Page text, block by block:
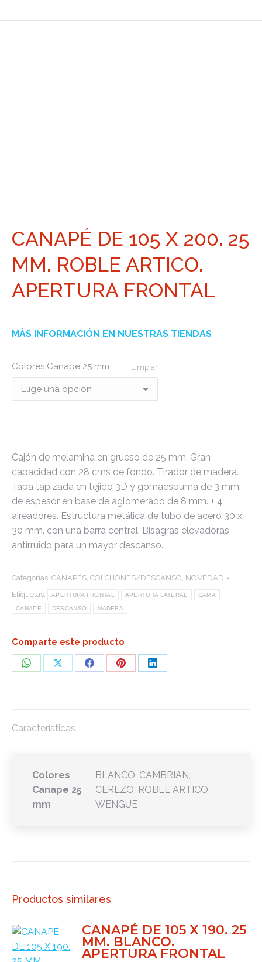
CANAPÉ DE 105 X 200. 25
MM. ROBLE ARTICO.
APERTURA FRONTAL
MÁS INFORMACIÓN EN NUESTRAS TIENDAS
Colores Canape 25 mm Limpiar
Cajón de melamina en grueso de 25 mm. Gran
capacidad con 28 cms de fondo. Tirador de madera.
Tapa tapizada en tejido 3D y gomaespuma de 3 mm.
de espesor en base de aglomerado de 8 mm. + 4
aireadores. Estructura metálica de tubo de acero 30 x
30 mm. con una barra central. Bisagras elevadoras
antirruido para un mayor descanso.
Categorías: CANAPÉS, COLCHONES/DESCANSO, NOVEDAD
Etiquetas:
APERTURA FRONTAL APERTURA LATERAL CAMA
CANAPE DESCANSO MADERA
Comparte este producto
Share
Share
Share
Share
Share
Características
Colores
Canape 25
mm
BLANCO, CAMBRIAN,
CEREZO, ROBLE ARTICO,
WENGUE
Productos similares
CANAPÉ DE 105 X 190. 25
MM. BLANCO.
APERTURA FRONTAL